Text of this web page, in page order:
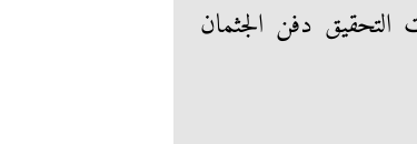
التحقيق دفن الجثمان